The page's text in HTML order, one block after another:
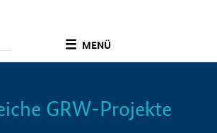
MENÜ
Info
GRW-Projekte